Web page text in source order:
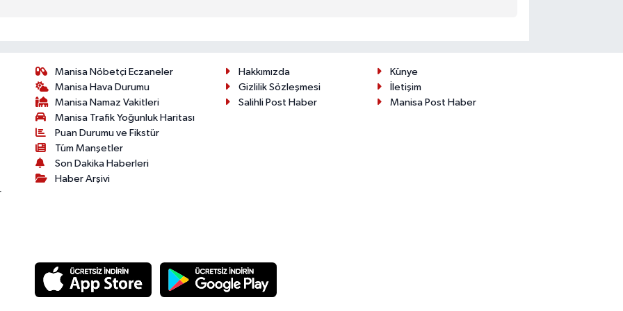
Manisa Nöbetçi Eczaneler
Manisa Hava Durumu
Manisa Namaz Vakitleri
Manisa Trafik Yoğunluk Haritası
Puan Durumu ve Fikstür
Tüm Manşetler
Son Dakika Haberleri
Haber Arşivi
Hakkımızda
Künye
Gizlilik Sözleşmesi
İletişim
Salihli Post Haber
Manisa Post Haber